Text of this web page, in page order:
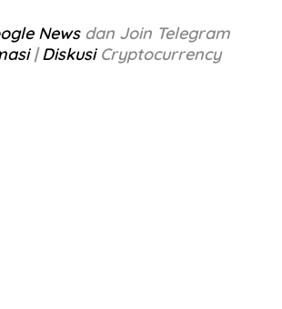
News dan Join Telegram
|DiskusiCryptocurrency